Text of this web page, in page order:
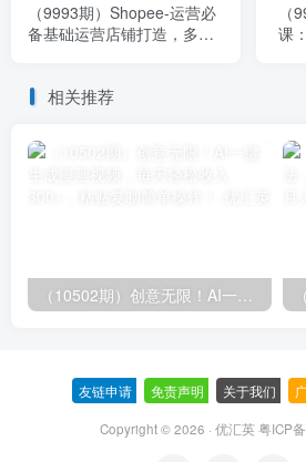
（9993期）Shopee-运营必
备基础运营店铺打造，多层
课
相关推荐
（10502期）创意无限！AI一键生成漫画视频，每天轻松收入300+，粘贴复制简单操作！
友链申请 免责声明 关于我们
Copyright © 2026 · 优汇英粤ICP